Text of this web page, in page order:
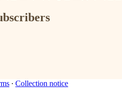
∙ Collection notice